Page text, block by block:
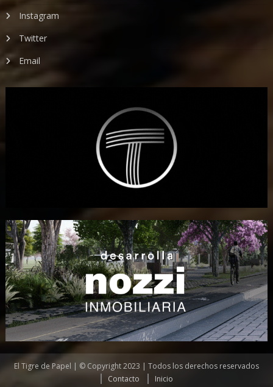
Instagram
Twitter
Email
El Tigre de Papel | © Copyright 2023 | Todos los derechos reservados
Contacto
Inicio